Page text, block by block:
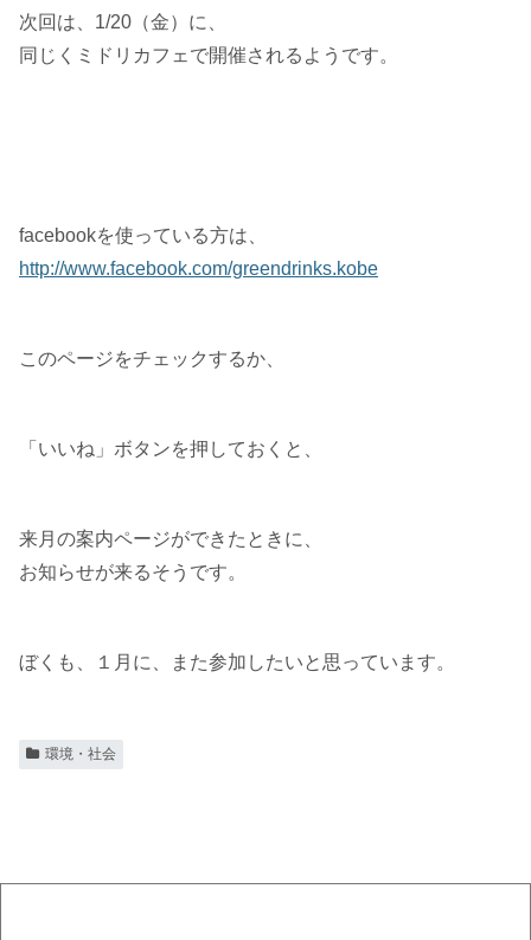
次回は、1/20（金）に、
同じくミドリカフェで開催されるようです。
facebookを使っている方は、
http://www.facebook.com/greendrinks.kobe
このページをチェックするか、
「いいね」ボタンを押しておくと、
来月の案内ページができたときに、
お知らせが来るそうです。
ぼくも、１月に、また参加したいと思っています。
環境・社会